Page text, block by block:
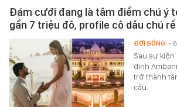
Đám cưới đang là tâm điểm chú ý
gần 7 triệu đô, profile cô dâu chú
Sau sự kiện
đình
trở thành
cầu.
ĐỜI SỐNG -